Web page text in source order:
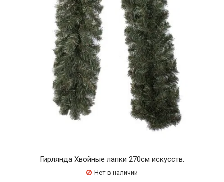
Гирлянда Хвойные лапки 270см искусств.
Нет в наличии